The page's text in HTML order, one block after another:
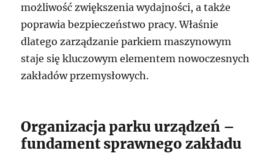
możliwość zwiększenia wydajności, a także
poprawia bezpieczeństwo pracy. Właśnie
dlatego zarządzanie parkiem maszynowym
staje się kluczowym elementem nowoczesnych
zakładów przemysłowych.
Organizacja parku urządzeń –
fundament sprawnego zakładu